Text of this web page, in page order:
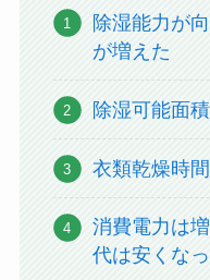
除湿能力が
が増えた
除湿可能面
衣類乾燥時
消費電力は
代は安くな